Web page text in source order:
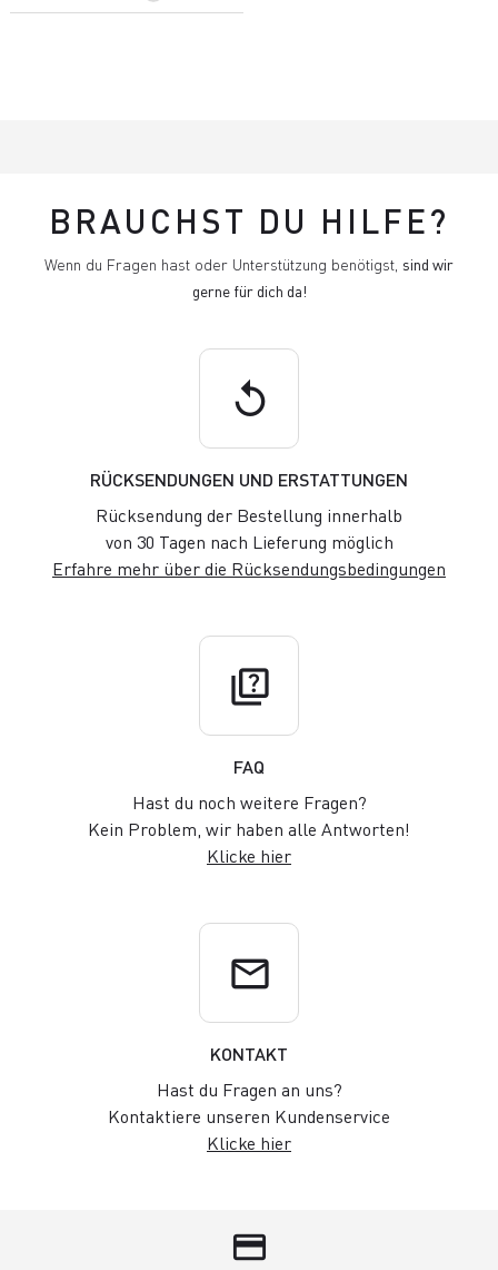
BRAUCHST DU HILFE?
Wenn du Fragen hast oder Unterstützung benötigst, sind wir
gerne für dich da!
replay
RÜCKSENDUNGEN UND ERSTATTUNGEN
Rücksendung der Bestellung innerhalb
von 30 Tagen nach Lieferung möglich
Erfahre mehr über die Rücksendungsbedingungen
quiz
FAQ
Hast du noch weitere Fragen?
Kein Problem, wir haben alle Antworten!
Klicke hier
email
KONTAKT
Hast du Fragen an uns?
Kontaktiere unseren Kundenservice
Klicke hier
credit_card